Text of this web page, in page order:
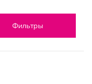
Фильтры